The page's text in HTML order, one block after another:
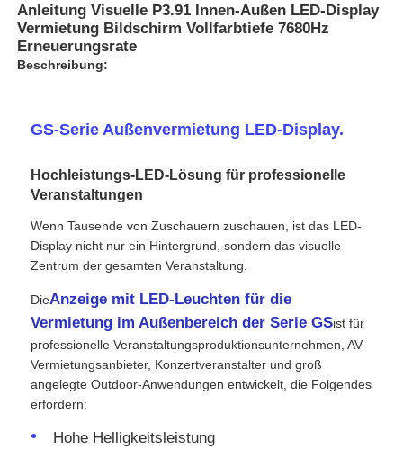
Produkte
Über uns
Werksbesichtigung
Qualitätskontrolle
Kontakt
Nachrichten
Anleitung Visuelle P3.91 Innen-Außen LED-Display
Vermietung Bildschirm Vollfarbtiefe 7680Hz
Erneuerungsrate
Beschreibung:
GS-Serie Außenvermietung LED-Display.
Hochleistungs-LED-Lösung für professionelle
Veranstaltungen
Wenn Tausende von Zuschauern zuschauen, ist das LED-
Display nicht nur ein Hintergrund, sondern das visuelle
Zentrum der gesamten Veranstaltung.
DieAnzeige mit LED-Leuchten für die
Vermietung im Außenbereich der Serie GSist für
professionelle Veranstaltungsproduktionsunternehmen, AV-
Vermietungsanbieter, Konzertveranstalter und groß
angelegte Outdoor-Anwendungen entwickelt, die Folgendes
erfordern:
Hohe Helligkeitsleistung